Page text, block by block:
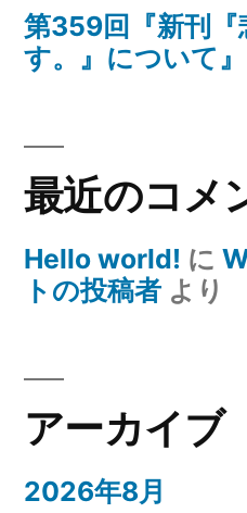
第359回『新刊『
す。』について』
最近のコメ
Hello world! に
トの投稿者 より
アーカイブ
2026年8月